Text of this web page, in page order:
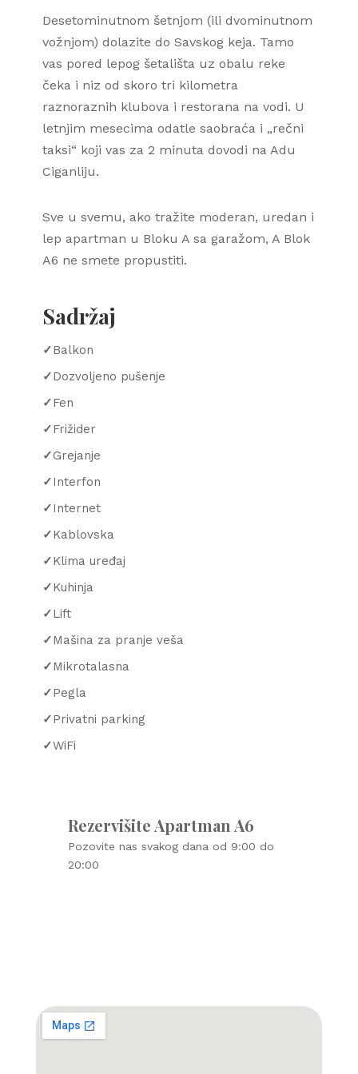
Desetominutnom šetnjom (ili dvominutnom
vožnjom) dolazite do Savskog keja. Tamo
vas pored lepog šetališta uz obalu reke
čeka i niz od skoro tri kilometra
raznoraznih klubova i restorana na vodi. U
letnjim mesecima odatle saobraća i „rečni
taksi“ koji vas za 2 minuta dovodi na Adu
Ciganliju.
Sve u svemu, ako tražite moderan, uredan i
lep apartman u Bloku A sa garažom, A Blok
A6 ne smete propustiti.
Sadržaj
✓Balkon
✓Dozvoljeno pušenje
✓Fen
✓Frižider
✓Grejanje
✓Interfon
✓Internet
✓Kablovska
✓Klima uređaj
✓Kuhinja
✓Lift
✓Mašina za pranje veša
✓Mikrotalasna
✓Pegla
✓Privatni parking
✓WiFi
Rezervišite Apartman A6
Pozovite nas svakog dana od 9:00 do
20:00